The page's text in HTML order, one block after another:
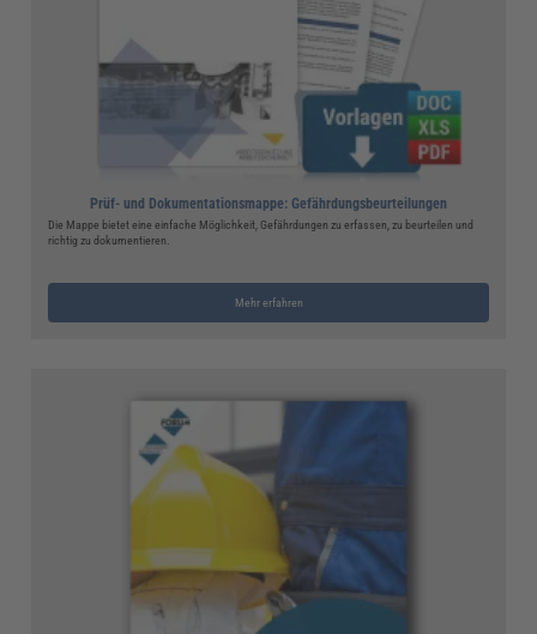
Prüf- und Dokumentationsmappe: Gefährdungsbeurteilungen
Die Mappe bietet eine einfache Möglichkeit, Gefährdungen zu erfassen, zu beurteilen und
richtig zu dokumentieren.
Mehr erfahren